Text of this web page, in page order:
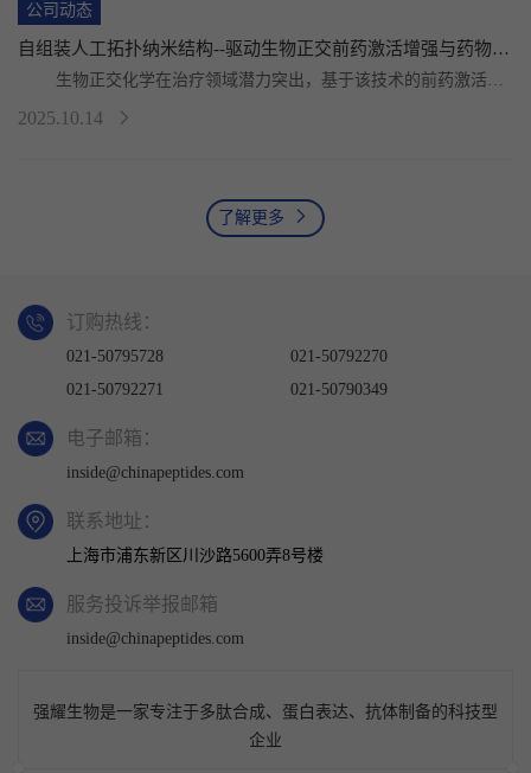
公司动态
自组装人工拓扑纳米结构--驱动生物正交前药激活增强与药物穿透提升助力癌症免疫治疗
	生物正交化学在治疗领域潜力突出，基于该技术的前药激活策
略——既能精准递药，又可通过非生物手段激活药物。...
2025.10.14
了解更多
订购热线：
021-50795728
021-50792270
021-50792271
021-50790349
电子邮箱：
inside@chinapeptides.com
联系地址：
上海市浦东新区川沙路5600弄8号楼
服务投诉举报邮箱
inside@chinapeptides.com
强耀生物是一家专注于多肽合成、蛋白表达、抗体制备的科技型
企业